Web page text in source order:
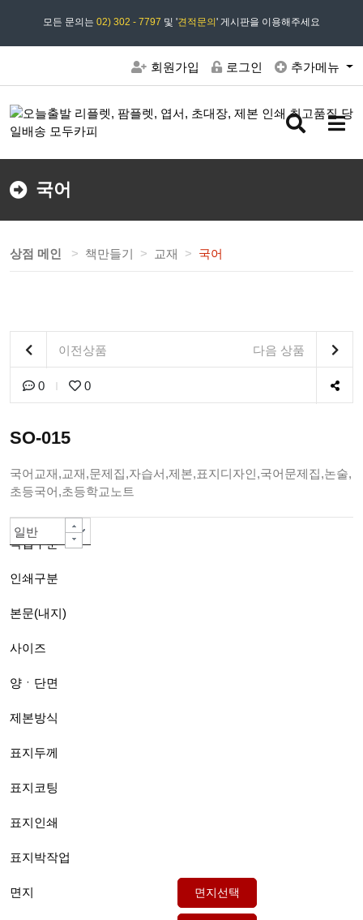
모든 문의는 02) 302 - 7797 및 '견적문의 ' 게시판을 이용해주세요
모두카피 상담시간 : 평일 09:00 ~ 18:00 상담 18:30
회원가입 로그인 추가메뉴
검
버
메
버
국어
상점 메인 책만들기 교재 국어
이전상품 다음 상품
0 0
SO-015
국어교재,교재,문제집,자습서,제본,표지디자인,국어문제집,논술,
초등국어,초등학교노트
작업구분
일반책자
인쇄구분
칼라인쇄 -대량주문 자동할인-
본문(내지)
80g백색모조지
사이즈
A4(210*297mm)
양ㆍ단면
양면
제본방식
PUR 무선제본(긴쪽)A4까지
표지두께
아트지or스노우지200g
표지코팅
무광코팅(일반)
표지인쇄
단면칼라
표지박작업
선택안함
면지
선택안함
선택안함
선택안함
선택안함
선택안함
일반